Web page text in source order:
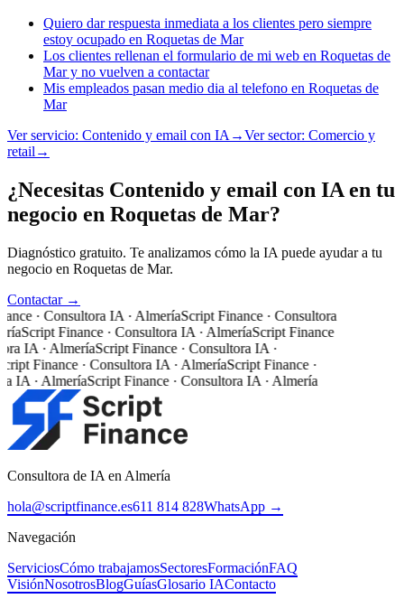
Quiero dar respuesta inmediata a los clientes pero siempre
estoy ocupado en Roquetas de Mar
Los clientes rellenan el formulario de mi web en Roquetas de
Mar y no vuelven a contactar
Mis empleados pasan medio dia al telefono en Roquetas de
Mar
Ver servicio: Contenido y email con IA →Ver sector: Comercio y
retail →
¿Necesitas Contenido y email con IA en tu
negocio en Roquetas de Mar?
Diagnóstico gratuito. Te analizamos cómo la IA puede ayudar a tu
negocio en Roquetas de Mar.
Contactar →
· Consultora IA · AlmeríaScript Finance · Consultora
Script Finance · Consultora IA · AlmeríaScript Finance
IA · AlmeríaScript Finance · Consultora IA ·
Finance · Consultora IA · AlmeríaScript Finance ·
IA · AlmeríaScript Finance · Consultora IA · Almería
Consultora de IA en Almería
hola@scriptfinance.es611 814 828WhatsApp →
Navegación
ServiciosCómo trabajamosSectoresFormaciónFAQ
VisiónNosotrosBlogGuíasGlosario IAContacto